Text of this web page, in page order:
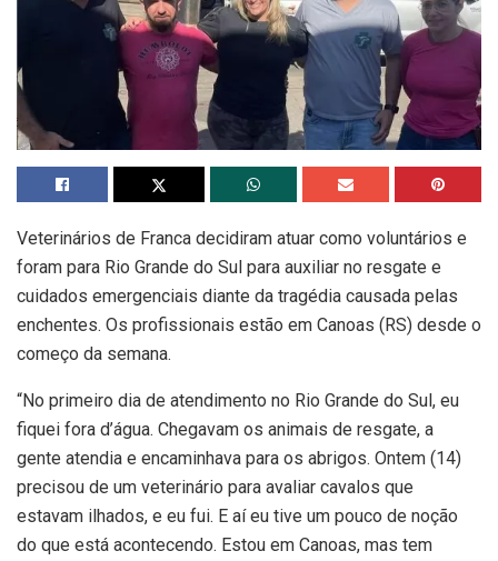
Veterinários de Franca decidiram atuar como voluntários e
foram para Rio Grande do Sul para auxiliar no resgate e
cuidados emergenciais diante da tragédia causada pelas
enchentes. Os profissionais estão em Canoas (RS) desde o
começo da semana.
“No primeiro dia de atendimento no Rio Grande do Sul, eu
fiquei fora d’água. Chegavam os animais de resgate, a
gente atendia e encaminhava para os abrigos. Ontem (14)
precisou de um veterinário para avaliar cavalos que
estavam ilhados, e eu fui. E aí eu tive um pouco de noção
do que está acontecendo. Estou em Canoas, mas tem